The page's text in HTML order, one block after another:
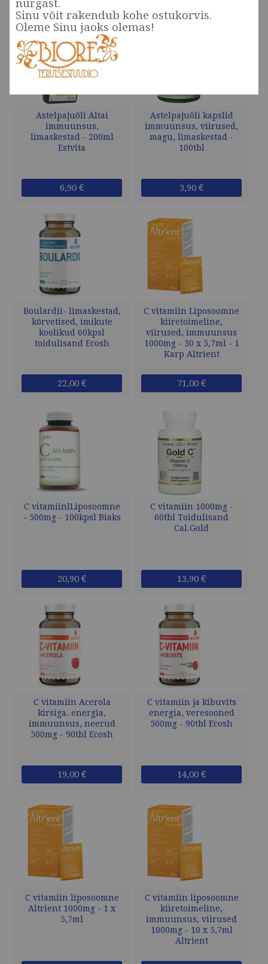
Astelpajuõli Altai
immuunsus,
limaskestad - 200ml
Estvita
6,90 €
Astelpajuõli kapslid
immuunsus, viirused,
magu, limaskestad -
100tbl
3,90 €
Boulardii- limaskestad,
kõrvetised, imikute
koolikud 60kpsl
toidulisand Ecosh
22,00 €
C vitamiin Liposoomne
kiiretoimeline,
viirused, immuunsus
1000mg - 30 x 5,7ml - 1
Karp Altrient
71,00 €
C vitamiinlLiposoomne
- 500mg - 100kpsl Biaks
20,90 €
C vitamiin 1000mg -
60tbl Toidulisand
Cal.Gold
13,90 €
C vitamiin Acerola
kirsiga. energia,
immuunsus, neerud
500mg - 90tbl Ecosh
19,00 €
C vitamiin ja kibuvits
energia, veresooned
500mg - 90tbl Ecosh
14,00 €
C vitamiin liposoomne
Altrient 1000mg - 1 x
5,7ml
C vitamiin liposoomne
kiiretoimeline,
immuunsus, viirused
1000mg - 10 x 5,7ml
Altrient
nurgast.
Sinu võit rakendub kohe ostukorvis.
Oleme Sinu jaoks olemas!